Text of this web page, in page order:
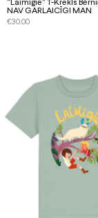
“Laimīgie” T-Krekls
NAV GARLAICĪGI MAN
€30.00